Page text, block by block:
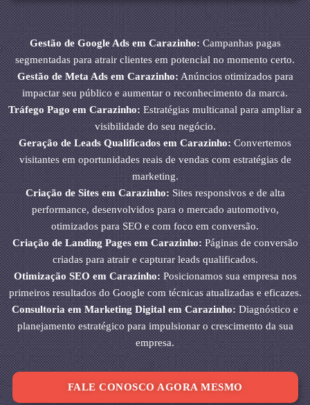
Gestão de Google Ads em Carazinho:Campanhas pagas
segmentadas para atrair clientes em potencial no momento certo.
Gestão de Meta Ads em Carazinho:Anúncios otimizados para
impactar seu público e aumentar o reconhecimento da marca.
Tráfego Pago em Carazinho:Estratégias multicanal para ampliar a
visibilidade do seu negócio.
Geração de Leads Qualificados em Carazinho:Convertemos
visitantes em oportunidades reais de vendas com estratégias de
marketing.
Criação de Sites em Carazinho:Sites responsivos e de alta
performance, desenvolvidos para o mercado automotivo,
otimizados para SEO e com foco em conversão.
Criação de Landing Pages em Carazinho:Páginas de conversão
criadas para atrair e capturar leads qualificados.
Otimização SEO em Carazinho:Posicionamos sua empresa nos
primeiros resultados do Google com técnicas atualizadas e eficazes.
Consultoria em Marketing Digital em Carazinho:Diagnóstico e
planejamento estratégico para impulsionar o crescimento da sua
empresa.
FALE CONOSCO AGORA MESMO